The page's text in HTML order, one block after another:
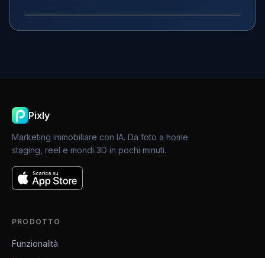
Pixly
Marketing immobiliare con IA. Da foto a home
staging, reel e mondi 3D in pochi minuti.
PRODOTTO
Funzionalità